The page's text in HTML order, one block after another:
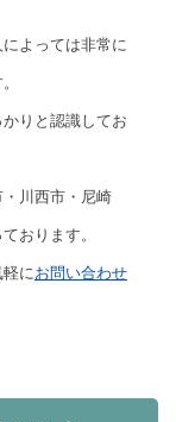
よっては非常に
りと認識してお
川西市・尼崎
おります。
に お問い合わせ